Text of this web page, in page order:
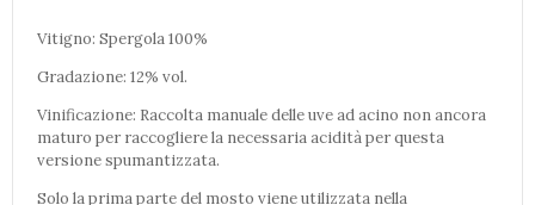
Vitigno: Spergola 100%
Gradazione: 12% vol.
Vinificazione: Raccolta manuale delle uve ad acino non ancora
maturo per raccogliere la necessaria acidità per questa
versione spumantizzata.
Solo la prima parte del mosto viene utilizzata nella